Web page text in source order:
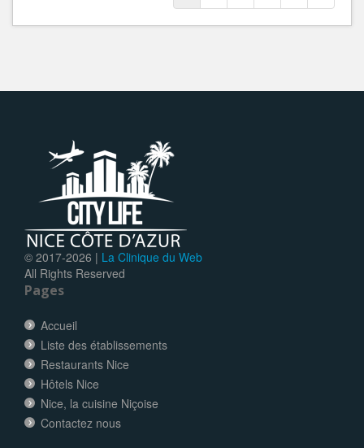
© 2017-2026 | La Clinique du Web
All Rights Reserved
Pages
Accueil
Liste des établissements
Restaurants Nice
Hôtels Nice
Nice, la cuisine Niçoise
Contactez nous